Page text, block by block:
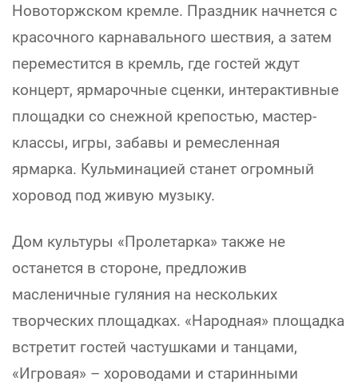
Новоторжском кремле. Праздник начнется с
красочного карнавального шествия, а затем
переместится в кремль, где гостей ждут
концерт, ярмарочные сценки, интерактивные
площадки со снежной крепостью, мастер-
классы, игры, забавы и ремесленная
ярмарка. Кульминацией станет огромный
хоровод под живую музыку.
Дом культуры «Пролетарка» также не
останется в стороне, предложив
масленичные гуляния на нескольких
творческих площадках. «Народная» площадка
встретит гостей частушками и танцами,
«Игровая» – хороводами и старинными